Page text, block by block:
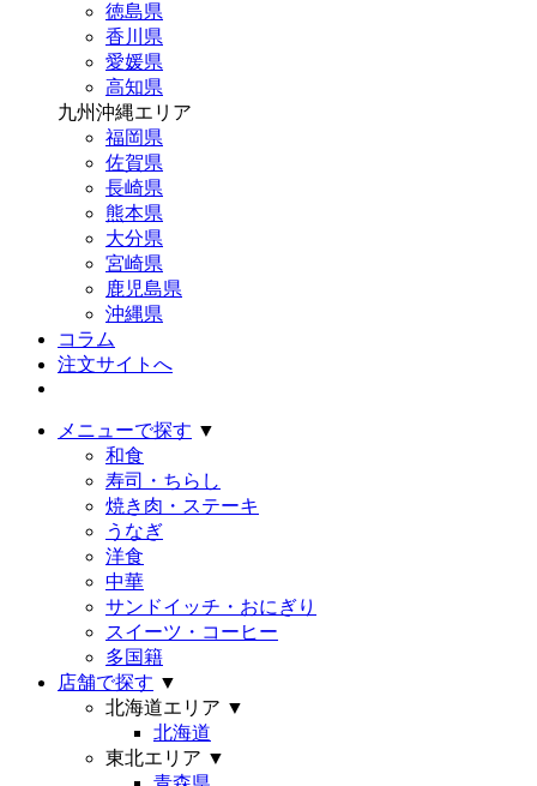
徳島県
香川県
愛媛県
高知県
九州沖縄エリア
福岡県
佐賀県
長崎県
熊本県
大分県
宮崎県
鹿児島県
沖縄県
コラム
注文サイトへ
メニューで探す ▼
和食
寿司・ちらし
焼き肉・ステーキ
うなぎ
洋食
中華
サンドイッチ・おにぎり
スイーツ・コーヒー
多国籍
店舗で探す ▼
北海道エリア ▼
北海道
東北エリア ▼